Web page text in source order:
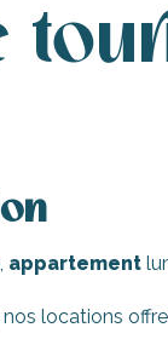
appartement
nos locations